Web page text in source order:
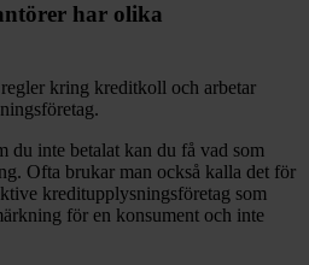
har olika
kring kreditkoll och arbetar
du inte betalat kan du få vad som
Ofta brukar man också kalla det för
kreditupplysningsföretag som
för en konsument och inte